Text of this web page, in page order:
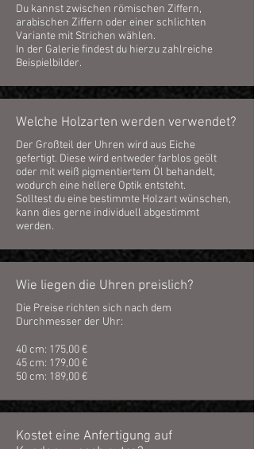
Du kannst zwischen römischen Ziffern,
arabischen Ziffern oder einer schlichten
Variante mit Strichen wählen.
In der Galerie findest du hierzu zahlreiche
Beispielbilder.
Welche Holzarten werden verwendet?
Der Großteil der Uhren wird aus Eiche
gefertigt. Diese wird entweder farblos geölt
oder mit weiß pigmentiertem Öl behandelt,
wodurch eine hellere Optik entsteht.
Solltest du eine bestimmte Holzart wünschen,
kann dies gerne individuell abgestimmt
werden.
Wie liegen die Uhren preislich?
Die Preise richten sich nach dem
Durchmesser der Uhr:
40 cm: 175,00 €
45 cm: 179,00 €
50 cm: 189,00 €
Kostet eine Anfertigung auf